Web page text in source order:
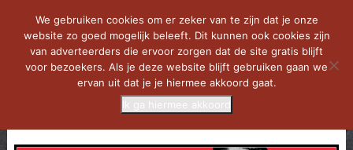
We gebruiken cookies om er zeker van te zijn dat je onze
website zo goed mogelijk beleeft. Dit kunnen ook cookies zijn
van adverteerders die ervoor zorgen dat de site gratis blijft
voor bezoekers. Als je deze website blijft gebruiken gaan we
ervan uit dat je je hiermee akkoord gaat.
Ik ga hiermee akkoord